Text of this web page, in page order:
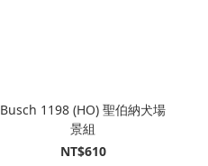
Busch 1198 (HO) 聖伯納犬場
景組
NT$610